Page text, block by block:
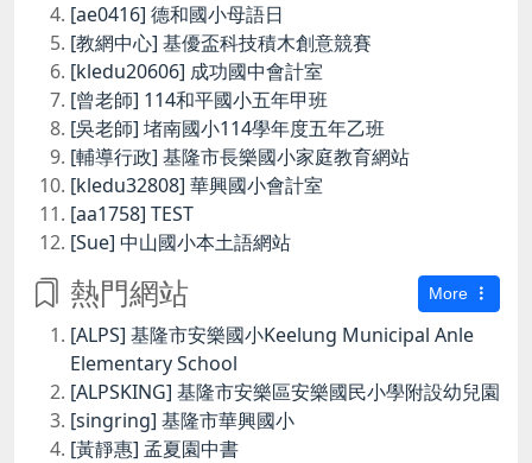
[ae0416] 德和國小母語日
[教網中心] 基優盃科技積木創意競賽
[kledu20606] 成功國中會計室
[曾老師] 114和平國小五年甲班
[吳老師] 堵南國小114學年度五年乙班
[輔導行政] 基隆市長樂國小家庭教育網站
[kledu32808] 華興國小會計室
[aa1758] TEST
[Sue] 中山國小本土語網站
熱門網站 More
[ALPS] 基隆市安樂國小Keelung Municipal Anle
Elementary School
[ALPSKING] 基隆市安樂區安樂國民小學附設幼兒園
[singring] 基隆市華興國小
[黃靜惠] 孟夏園中書